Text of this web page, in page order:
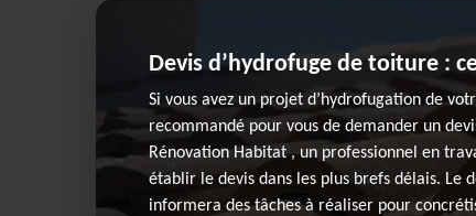
Devis d’hydrofuge de toiture :
Si vous avez un projet d’hydrofugation de
recommandé pour vous de demander un
Rénovation Habitat , un professionnel en
établir le devis dans les plus brefs délais. Le
informera des tâches à réaliser pour